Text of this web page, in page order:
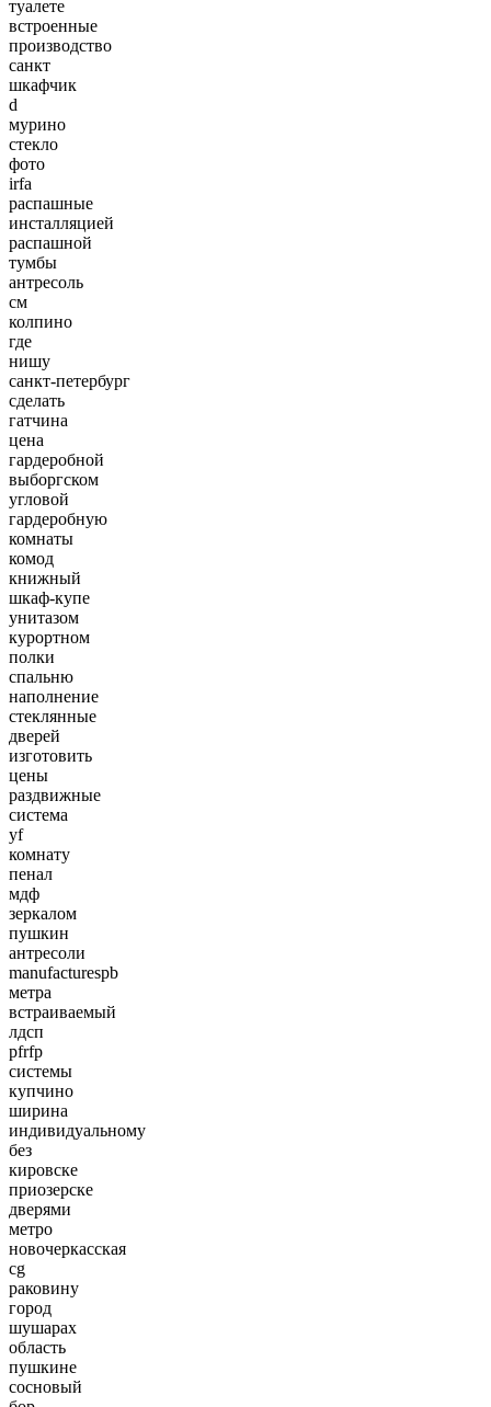
туалете
встроенные
производство
санкт
шкафчик
d
мурино
стекло
фото
irfa
распашные
инсталляцией
распашной
тумбы
антресоль
см
колпино
где
нишу
санкт-петербург
сделать
гатчина
цена
гардеробной
выборгском
угловой
гардеробную
комнаты
комод
книжный
шкаф-купе
унитазом
курортном
полки
спальню
наполнение
стеклянные
дверей
изготовить
цены
раздвижные
система
yf
комнату
пенал
мдф
зеркалом
пушкин
антресоли
manufacturespb
метра
встраиваемый
лдсп
pfrfp
системы
купчино
ширина
индивидуальному
без
кировске
приозерске
дверями
метро
новочеркасская
cg
раковину
город
шушарах
область
пушкине
сосновый